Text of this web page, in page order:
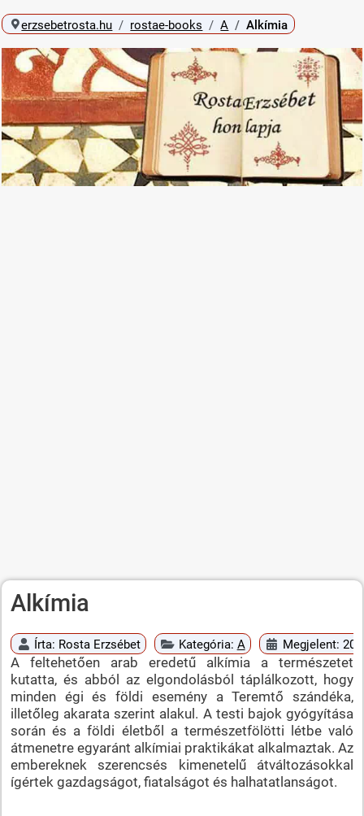
erzsebetrosta.hu rostae-books A Alkímia
Alkímia
Írta: Rosta Erzsébet Kategória: A Megjelent:
A feltehetően arab eredetű alkímia a természetet
kutatta, és abból az elgondolásból táplálkozott, hogy
minden égi és földi esemény a Teremtő szándéka,
illetőleg akarata szerint alakul. A testi bajok gyógyítása
során és a földi életből a természetfölötti létbe való
átmenetre egyaránt alkímiai praktikákat alkalmaztak. Az
embereknek szerencsés kimenetelű átváltozásokkal
ígértek gazdagságot, fiatalságot és halhatatlanságot.